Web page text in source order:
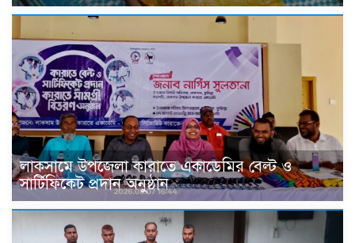
লাকসামে উপজেলা কারাতে একাডেমির বেল্ট ও
সার্টিফিকেট প্রদান অনুষ্ঠান